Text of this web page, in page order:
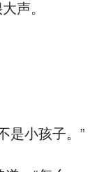
声。
是小孩子。”